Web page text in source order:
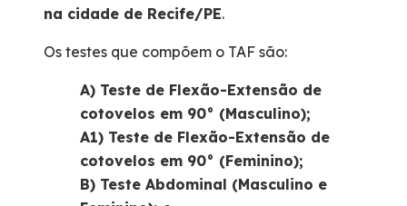
na cidade de Recife/PE.
Os testes que compõem o TAF são:
A) Teste de Flexão-Extensão de
cotovelos em 90° (Masculino);
A1) Teste de Flexão-Extensão de
cotovelos em 90° (Feminino);
B) Teste Abdominal (Masculino e